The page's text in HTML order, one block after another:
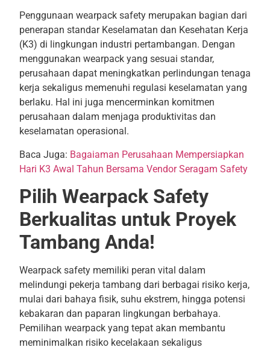
Penggunaan wearpack safety merupakan bagian dari
penerapan standar Keselamatan dan Kesehatan Kerja
(K3) di lingkungan industri pertambangan. Dengan
menggunakan wearpack yang sesuai standar,
perusahaan dapat meningkatkan perlindungan tenaga
kerja sekaligus memenuhi regulasi keselamatan yang
berlaku. Hal ini juga mencerminkan komitmen
perusahaan dalam menjaga produktivitas dan
keselamatan operasional.
Baca Juga: Bagaiaman Perusahaan Mempersiapkan
Hari K3 Awal Tahun Bersama Vendor Seragam Safety
Pilih Wearpack Safety
Berkualitas untuk Proyek
Tambang Anda!
Wearpack safety memiliki peran vital dalam
melindungi pekerja tambang dari berbagai risiko kerja,
mulai dari bahaya fisik, suhu ekstrem, hingga potensi
kebakaran dan paparan lingkungan berbahaya.
Pemilihan wearpack yang tepat akan membantu
meminimalkan risiko kecelakaan sekaligus